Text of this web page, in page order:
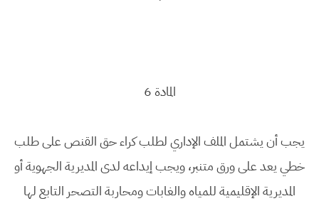
المادة 6
يجب أن يشتمل الملف الإداري لطلب كراء حق القنص على طلب
خطي يعد على ورق متنبر، ويجب إيداعه لدى المديرية الجهوية أو
المديرية الإقليمية للمياه والغابات ومحاربة التصحر التابع لها